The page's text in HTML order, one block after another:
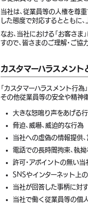
当社は、従業員等の人権を尊
した態度で対応するとともに
なお、当社における「お客さ
すので、皆さまのご理解・ご協
カスタマーハラスメント
「カスタマーハラスメント行
その他従業員等の安全や精神
大きな怒鳴り声をあげる行
脅迫、威嚇、威迫的な行為
当社への虚偽の情報提供
電話での長時間拘束、執
許可・アポイントの無い
SNSやインターネット上
当社が回答した事柄に対
当社で働く従業員等の個